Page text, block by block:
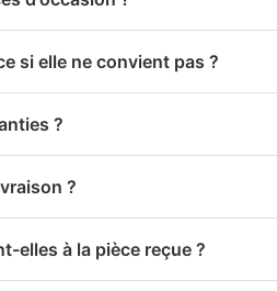
si elle ne convient pas ?
?
?
elles à la pièce reçue ?